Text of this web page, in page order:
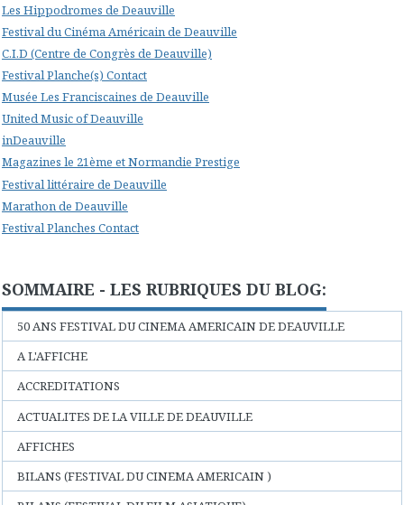
Les Hippodromes de Deauville
Festival du Cinéma Américain de Deauville
C.I.D (Centre de Congrès de Deauville)
Festival Planche(s) Contact
Musée Les Franciscaines de Deauville
United Music of Deauville
inDeauville
Magazines le 21ème et Normandie Prestige
Festival littéraire de Deauville
Marathon de Deauville
Festival Planches Contact
SOMMAIRE - LES RUBRIQUES DU BLOG:
50 ANS FESTIVAL DU CINEMA AMERICAIN DE DEAUVILLE
A L'AFFICHE
ACCREDITATIONS
ACTUALITES DE LA VILLE DE DEAUVILLE
AFFICHES
BILANS (FESTIVAL DU CINEMA AMERICAIN )